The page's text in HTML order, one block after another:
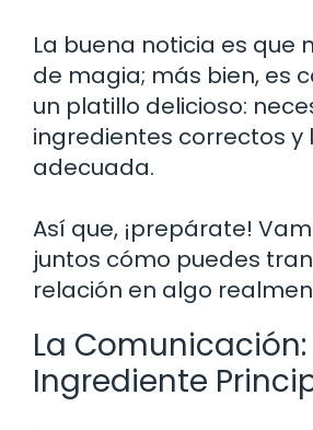
La buena noticia es que
de magia; más bien, es
un platillo delicioso:
ingredientes correctos y
adecuada.
Así que, ¡prepárate!
juntos cómo puedes
relación en algo
La Comunicación:
Ingrediente